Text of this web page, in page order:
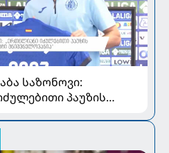
საზონოვი:
პაუზის